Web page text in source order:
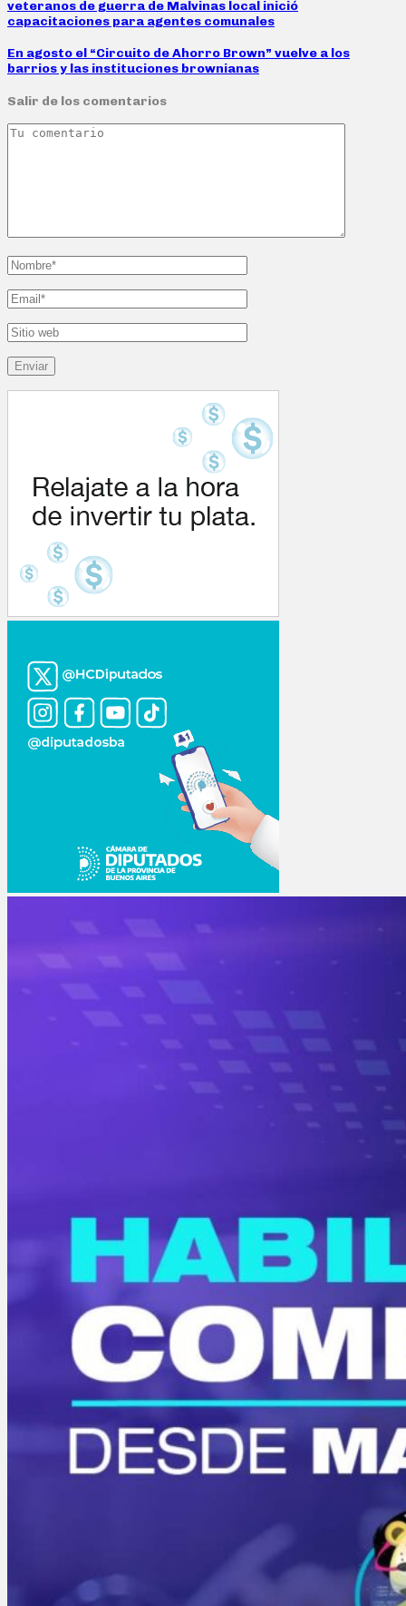
veteranos de guerra de Malvinas local inició
capacitaciones para agentes comunales
En agosto el “Circuito de Ahorro Brown” vuelve a los
barrios y las instituciones brownianas
Salir de los comentarios